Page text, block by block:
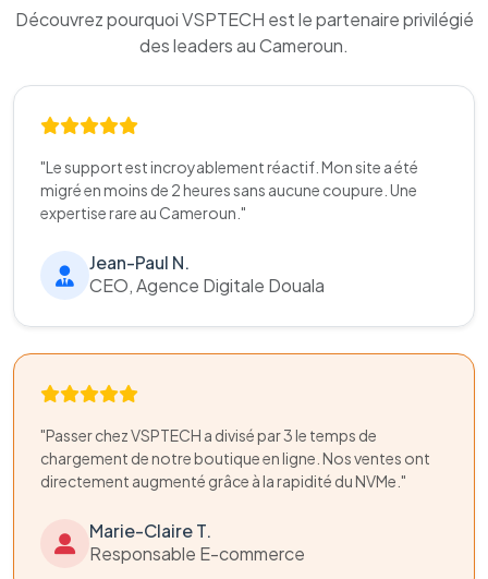
Découvrez pourquoi VSPTECH est le partenaire privilégié
des leaders au Cameroun.
"Le support est incroyablement réactif. Mon site a été
migré en moins de 2 heures sans aucune coupure. Une
expertise rare au Cameroun."
Jean-Paul N.
CEO, Agence Digitale Douala
"Passer chez VSPTECH a divisé par 3 le temps de
chargement de notre boutique en ligne. Nos ventes ont
directement augmenté grâce à la rapidité du NVMe."
Marie-Claire T.
Responsable E-commerce